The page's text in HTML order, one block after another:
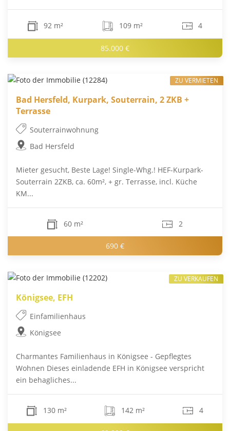
92 m² 109 m² 4
85.000 €
Bad Hersfeld, Kurpark, Souterrain, 2 ZKB +
Terrasse
Souterrainwohnung
Bad Hersfeld
Mieter gesucht, Beste Lage! Single-Whg.! HEF-Kurpark-
Souterrain 2ZKB, ca. 60m², + gr. Terrasse, incl. Küche
KM...
60 m² 2
690 €
ZU VERMIETEN
Königsee, EFH
Einfamilienhaus
Königsee
Charmantes Familienhaus in Königsee - Gepflegtes
Wohnen Dieses einladende EFH in Königsee verspricht
ein behagliches...
130 m² 142 m² 4
ZU VERKAUFEN